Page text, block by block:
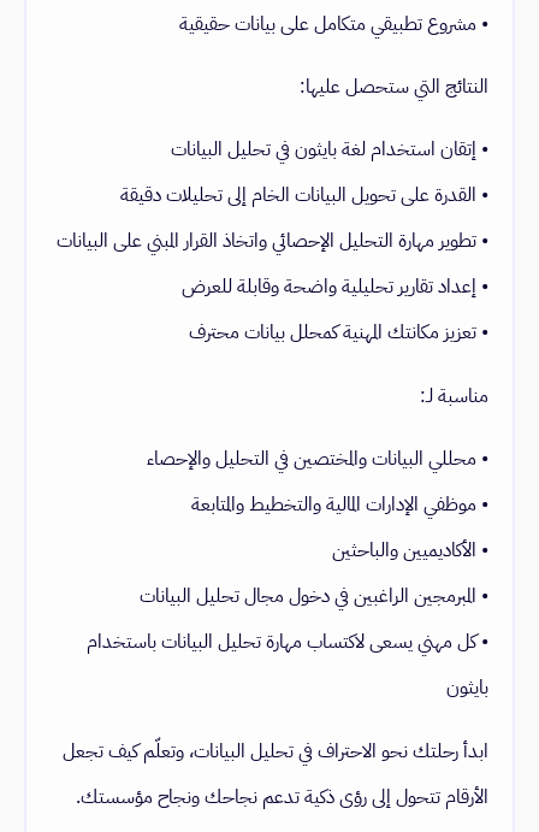
• مشروع تطبيقي متكامل على بيانات حقيقية
النتائج التي ستحصل عليها:
• إتقان استخدام لغة بايثون في تحليل البيانات
• القدرة على تحويل البيانات الخام إلى تحليلات دقيقة
• تطوير مهارة التحليل الإحصائي واتخاذ القرار المبني على البيانات
• إعداد تقارير تحليلية واضحة وقابلة للعرض
• تعزيز مكانتك المهنية كمحلل بيانات محترف
مناسبة لـ:
• محللي البيانات والمختصين في التحليل والإحصاء
• موظفي الإدارات المالية والتخطيط والمتابعة
• الأكاديميين والباحثين
• المبرمجين الراغبين في دخول مجال تحليل البيانات
• كل مهني يسعى لاكتساب مهارة تحليل البيانات باستخدام
بايثون
ابدأ رحلتك نحو الاحتراف في تحليل البيانات، وتعلّم كيف تجعل
الأرقام تتحول إلى رؤى ذكية تدعم نجاحك ونجاح مؤسستك.